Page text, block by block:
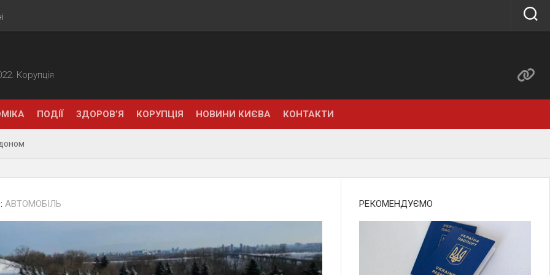
Корупція
ПОДІЇ ЗДОРОВ’Я КОРУПЦІЯ НОВИНИ КИЄВА КОНТАКТИ
АВТОМОБІЛЬ РЕКОМЕНДУЄМО